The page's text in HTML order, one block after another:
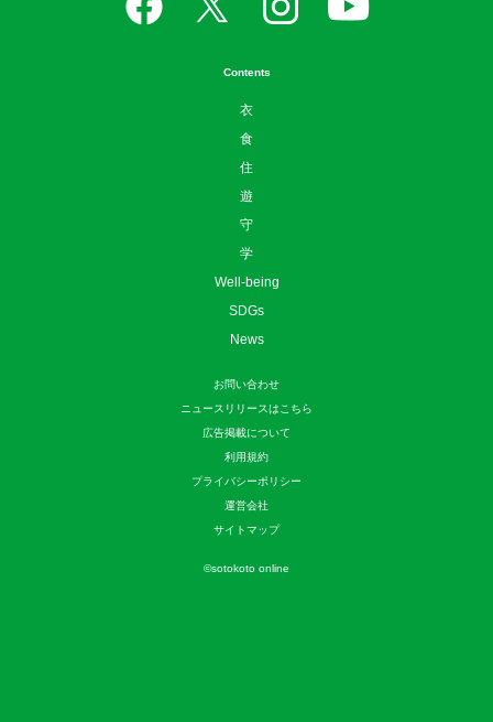
Contents
衣
食
住
遊
守
学
Well-being
SDGs
News
お問い合わせ
ニュースリリースはこちら
広告掲載について
利用規約
プライバシーポリシー
運営会社
サイトマップ
©sotokoto online